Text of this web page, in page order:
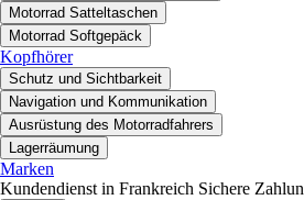
Motorrad Satteltaschen
Motorrad Softgepäck
Kopfhörer
Schutz und Sichtbarkeit
Navigation und Kommunikation
Ausrüstung des Motorradfahrers
Lagerräumung
Marken
Kundendienst in Frankreich Sichere